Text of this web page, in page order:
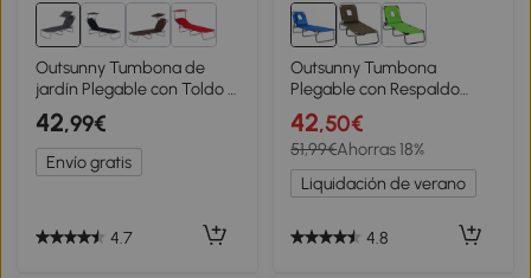
Outsunny Tumbona de
jardín Plegable con Toldo y
Respaldo Reclinable para
Jardín Terraza Acampada
187x58x36cm Gris
42,99€
Envío gratis
4.7
Outsunny Tumbona
Plegable con Respaldo
Regulable en 4 Posiciones
Tumbona de Jardín con
Orificio de Lectura
Almohada Marco Metálico
y Tela Oxford para Playa
190x56x28 cm Azul
42,50€
51,99€Ahorras 18%
Liquidación de verano
4.8